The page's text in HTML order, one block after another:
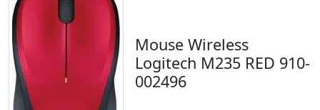
Mouse Wireless
Logitech M235 RED 910-
002496